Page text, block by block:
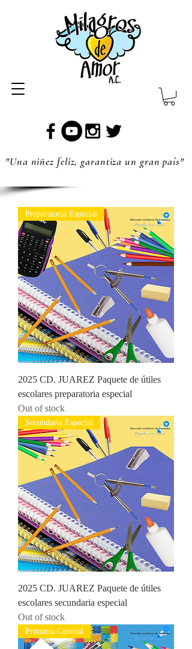
"Una niñez feliz, garantiza un gran país"
Preparatoria Especial
2025 CD. JUAREZ Paquete de útiles
escolares preparatoria especial
Out of stock
Secundaria Especial
2025 CD. JUAREZ Paquete de útiles
escolares secundaria especial
Out of stock
Primaria General